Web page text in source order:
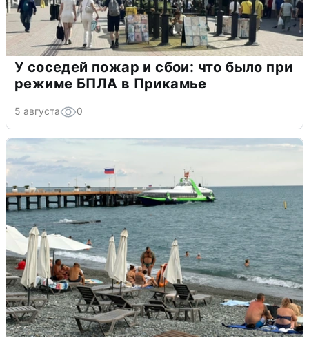
У соседей пожар и сбои: что было при
режиме БПЛА в Прикамье
5 августа 0